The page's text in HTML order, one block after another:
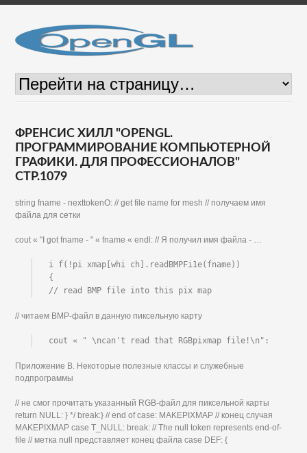
ФРЕНСИС ХИЛЛ "OPENGL.
ПРОГРАММИРОВАНИЕ КОМПЬЮТЕРНОЙ
ГРАФИКИ. ДЛЯ ПРОФЕССИОНАЛОВ"
СТР.1079
string fname - nexttokenO: // get file name for mesh // получаем имя
файла для сетки
cout « "I got fname - " « fname « endl: // Я получил имя файла - …
i f(!pi xmap[whi ch].readBMPFi1e(fname))
{
// read BMP file into this pix map
// читаем BMP-файл в данную пиксельную карту
cout « " \ncan't read that RGBpixmap file!\n":
Приложение В. Некоторые полезные классы и служебные
подпрограммы
// не смог прочитать указанный RGB-файл для пиксельной карты
return NULL: } */ break:} // end of case: MAKEPIXMAP // конец случая
MAKEPIXMAP case T_NULL: break: // The null token represents end-of-
file // метка null представляет конец файла case DEF: {